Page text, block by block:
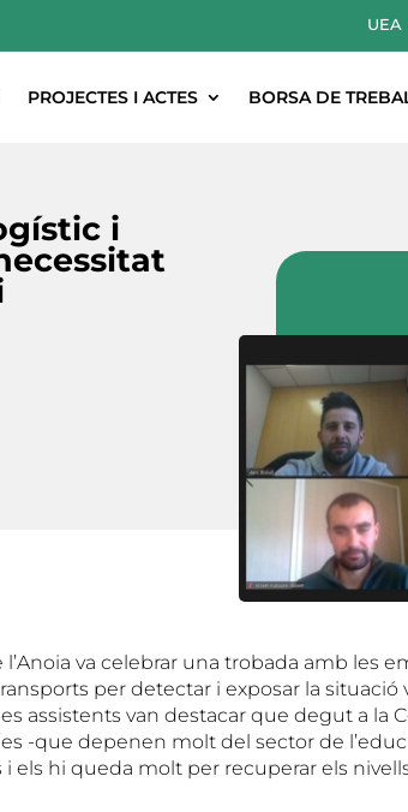
UEA
PROJECTES I ACTES BORSA DE
i
va celebrar una trobada amb les
per detectar i exposar la situació
assistents van destacar que degut a la
-que depenen molt del sector de
els hi queda molt per recuperar els